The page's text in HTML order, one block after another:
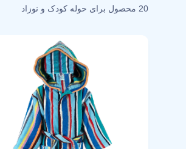
20 محصول برای حوله کودک و نوزاد